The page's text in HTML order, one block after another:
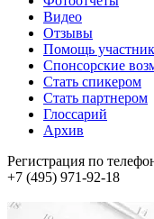
Видео
Отзывы
Помощь
Спонсорские
Стать спикером
Стать партнером
Глоссарий
Архив
Регистрация по
+7 (495) 971-92-18